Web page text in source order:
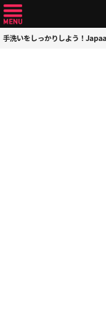
手洗いをしっかりしよう！